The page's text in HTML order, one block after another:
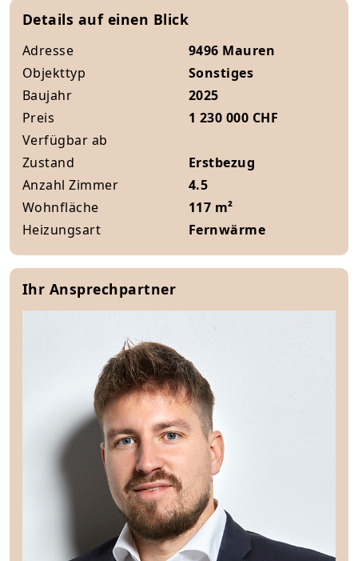
Details auf einen Blick
Adresse
9496 Mauren
Objekttyp
Sonstiges
Baujahr
2025
Preis
1 230 000 CHF
Verfügbar ab
Zustand
Erstbezug
Anzahl Zimmer
4.5
Wohnfläche
117 m²
Heizungsart
Fernwärme
Ihr Ansprechpartner